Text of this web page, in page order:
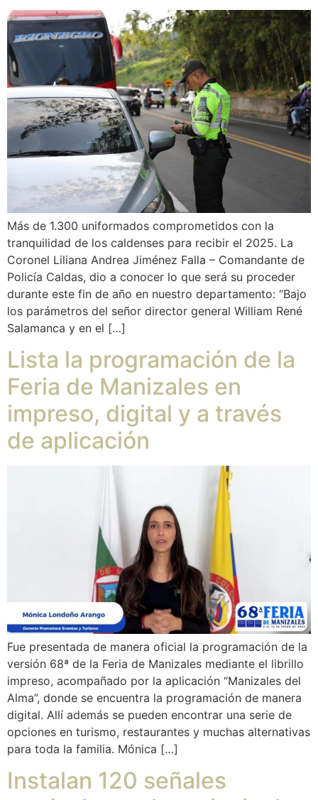
Más de 1.300 uniformados comprometidos con la
tranquilidad de los caldenses para recibir el 2025. La
Coronel Liliana Andrea Jiménez Falla – Comandante de
Policía Caldas, dio a conocer lo que será su proceder
durante este fin de año en nuestro departamento: “Bajo
los parámetros del señor director general William René
Salamanca y en el […]
Lista la programación de la
Feria de Manizales en
impreso, digital y a través
de aplicación
Fue presentada de manera oficial la programación de la
versión 68ª de la Feria de Manizales mediante el librillo
impreso, acompañado por la aplicación “Manizales del
Alma”, donde se encuentra la programación de manera
digital. Allí además se pueden encontrar una serie de
opciones en turismo, restaurantes y muchas alternativas
para toda la familia. Mónica […]
Instalan 120 señales